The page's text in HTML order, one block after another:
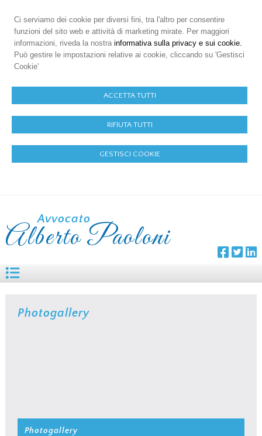
Ci serviamo dei cookie per diversi fini, tra l'altro per consentire
funzioni del sito web e attività di marketing mirate. Per maggiori
informazioni, riveda la nostrainformativa sulla privacy e sui cookie.
Può gestire le impostazioni relative ai cookie, cliccando su 'Gestisci
Cookie'
ACCETTA TUTTI
RIFIUTA TUTTI
GESTISCI COOKIE
Avvocato
Alberto Paoloni
Photogallery
Photogallery